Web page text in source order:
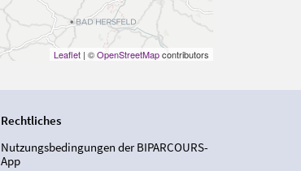
Leaflet| ©OpenStreetMapcontributors
Rechtliches
Nutzungsbedingungen der BIPARCOURS-
App